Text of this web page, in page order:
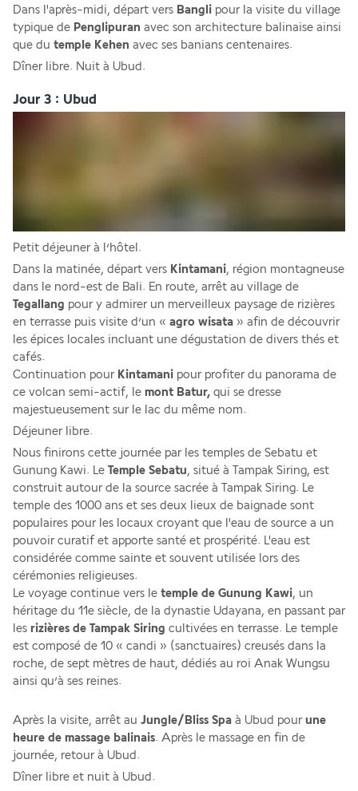
Dans l'après-midi, départ vers Bangli pour la visite du village
typique de Penglipuran avec son architecture balinaise ainsi
que du temple Kehen avec ses banians centenaires.
Dîner libre. Nuit à Ubud.
Jour 3 : Ubud
Petit déjeuner à l’hôtel.
Dans la matinée, départ vers Kintamani, région montagneuse
Tegallang pour y admirer un merveilleux paysage de rizières
en terrasse puis visite d’un « agro wisata » afin de découvrir
les épices locales incluant une dégustation de divers thés et
cafés.
Continuation pour Kintamani pour profiter du panorama de
ce volcan semi-actif, le mont Batur, qui se dresse
majestueusement sur le lac du même nom.
Déjeuner libre.
Nous finirons cette journée par les temples de Sebatu et
Gunung Kawi. Le Temple Sebatu, situé à Tampak Siring, est
construit autour de la source sacrée à Tampak Siring. Le
temple des 1000 ans et ses deux lieux de baignade sont
populaires pour les locaux croyant que l'eau de source a un
pouvoir curatif et apporte santé et prospérité. L'eau est
considérée comme sainte et souvent utilisée lors des
cérémonies religieuses.
Le voyage continue vers le temple de Gunung Kawi, un
héritage du 11e siècle, de la dynastie Udayana, en passant par
les rizières de Tampak Siring cultivées en terrasse. Le temple
est composé de 10 « candi » (sanctuaires) creusés dans la
roche, de sept mètres de haut, dédiés au roi Anak Wungsu
ainsi qu’à ses reines.
Après la visite, arrêt au Jungle/Bliss Spa à Ubud pour une
heure de massage balinais. Après le massage en fin de
journée, retour à Ubud.
Dîner libre et nuit à Ubud.